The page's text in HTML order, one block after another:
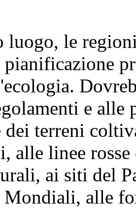
luogo, le
e
dei terreni
alle linee
ai siti del
Mondiali, alle